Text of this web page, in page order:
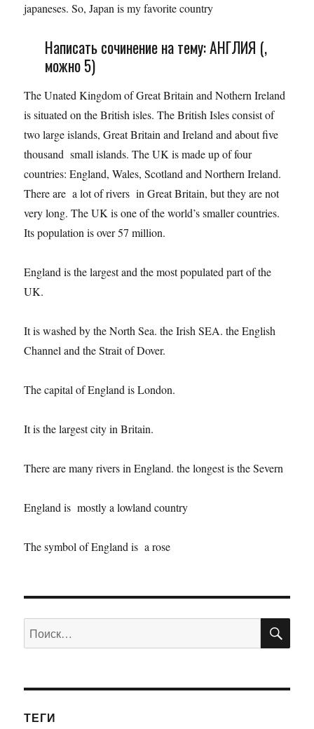
japaneses. So, Japan is my favorite country
Написать сочинение на тему: АНГЛИЯ (,
можно 5)
The Unated Kingdom of Great Britain and Nothern Ireland
is situated on the British isles. The British Isles consist of
two large islands, Great Britain and Ireland and about five
thousand small islands. The UK is made up of four
countries: England, Wales, Scotland and Northern Ireland.
There are a lot of rivers in Great Britain, but they are not
very long. The UK is one of the world’s smaller countries.
Its population is over 57 million.
England is the largest and the most populated part of the
UK.
It is washed by the North Sea. the Irish SEA. the English
Channel and the Strait of Dover.
The capital of England is London.
It is the largest city in Britain.
There are many rivers in England. the longest is the Severn
England is mostly a lowland country
The symbol of England is a rose
Искать:
ТЕГИ